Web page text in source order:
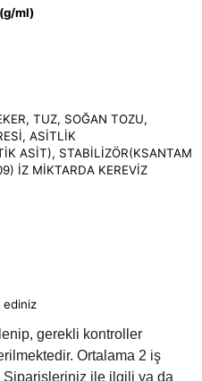
ml)
TUZ, SOĞAN TOZU,
ASİTLİK
ASİT), STABİLİZÖR(KSANTAM
İZ MİKTARDA KEREVİZ
ediniz
gerekli kontroller
Ortalama 2 iş
Siparişleriniz ile ilgili ya da